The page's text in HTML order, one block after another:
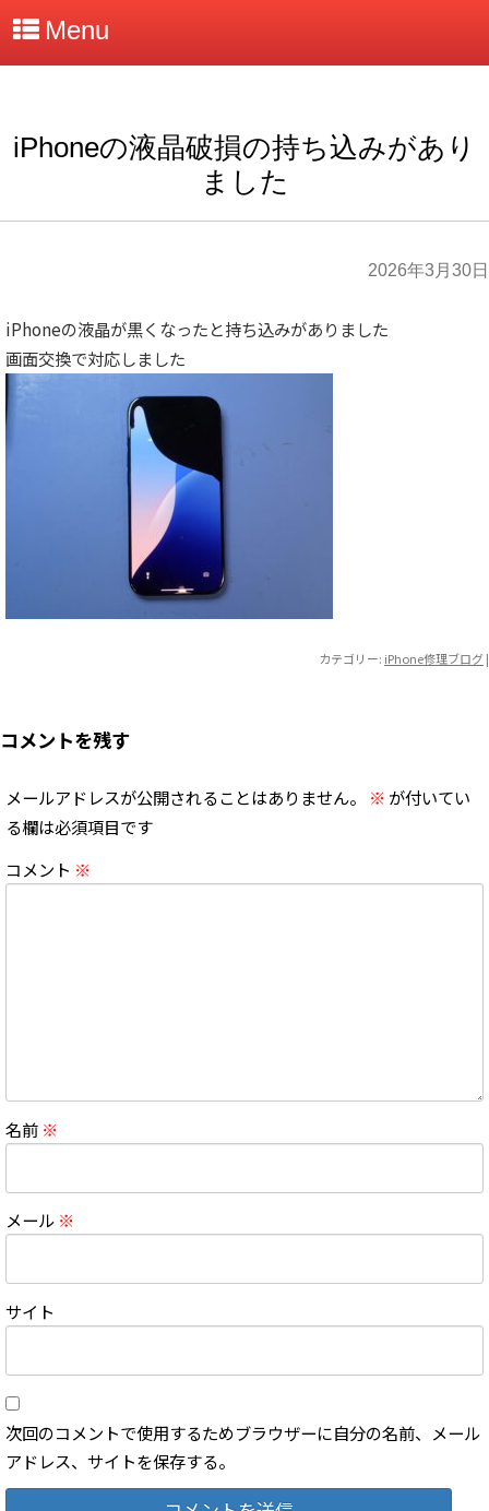
Menu
iPhoneの液晶破損の持ち込みがあり
ました
2026年3月30日
iPhoneの液晶が黒くなったと持ち込みがありました
画面交換で対応しました
カテゴリー: iPhone修理ブログ|
コメントを残す
メールアドレスが公開されることはありません。 ※ が付いてい
る欄は必須項目です
コメント ※
名前 ※
メール ※
サイト
次回のコメントで使用するためブラウザーに自分の名前、メール
アドレス、サイトを保存する。